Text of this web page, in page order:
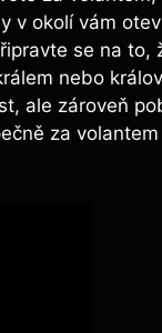
v okolí vám
se na to,
nebo
ale zároveň
za